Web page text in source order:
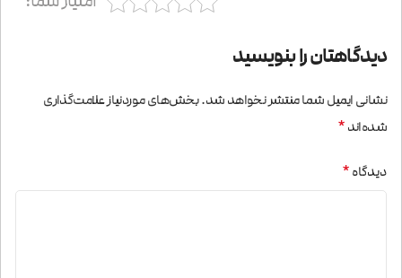
دیدگاهتان را بنویسید
نشانی ایمیل شما منتشر نخواهد شد.بخش‌های موردنیاز علامت‌گذاری
شده‌اند*
دیدگاه*